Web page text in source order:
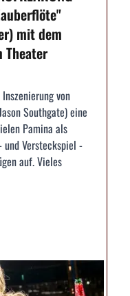
mit dem
Theater
von
Southgate) eine
Pamina als
und Versteckspiel -
auf. Vieles